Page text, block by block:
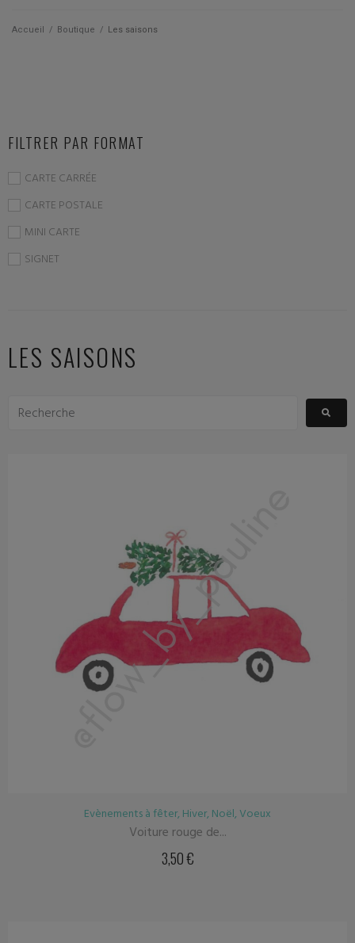
Les accessoires
Accueil / Boutique / Les saisons
FILTRER PAR FORMAT
CARTE CARRÉE
CARTE POSTALE
MINI CARTE
SIGNET
LES SAISONS
Evènements à fêter,Hiver,Noël,Voeux
Voiture rouge de...
3,50€